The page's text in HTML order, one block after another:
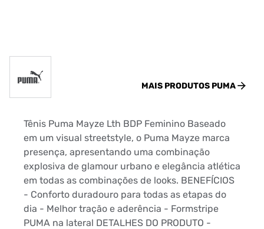
MAIS PRODUTOS PUMA
Tênis Puma Mayze Lth BDP Feminino Baseado
em um visual streetstyle, o Puma Mayze marca
presença, apresentando uma combinação
explosiva de glamour urbano e elegância atlética
em todas as combinações de looks. BENEFÍCIOS
- Conforto duradouro para todas as etapas do
dia - Melhor tração e aderência - Formstripe
PUMA na lateral DETALHES DO PRODUTO -